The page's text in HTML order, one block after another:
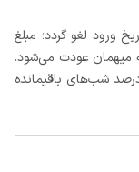
قبل از تاریخ ورود لغو گردد؛ مبلغ
15 درصد کارمزد به میهمان عودت می‌شود.
اینصورت اجاره شب اول بعلاوه حداکثر 15 درصد شب‌های باقیمانده